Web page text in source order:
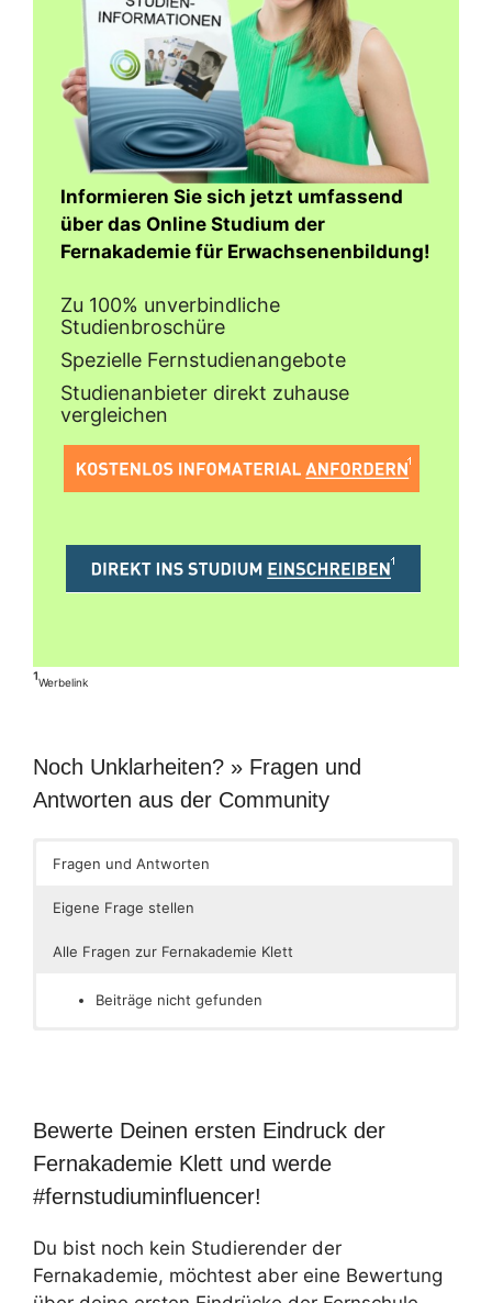
Informieren Sie sich jetzt umfassend
über das Online Studium der
Fernakademie für Erwachsenenbildung!
Zu 100% unverbindliche
Studienbroschüre
Spezielle Fernstudienangebote
Studienanbieter direkt zuhause
vergleichen
¹Werbelink
Noch Unklarheiten? » Fragen und
Antworten aus der Community
Fragen und Antworten
Eigene Frage stellen
Alle Fragen zur Fernakademie Klett
Beiträge nicht gefunden
Bewerte Deinen ersten Eindruck der
Fernakademie Klett und werde
#fernstudiuminfluencer!
Du bist noch kein Studierender der
Fernakademie, möchtest aber eine Bewertung